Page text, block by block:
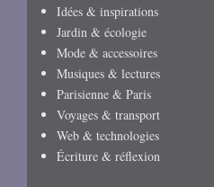
Idées & inspirations
Jardin & écologie
Mode & accessoires
Musiques & lectures
Parisienne & Paris
Voyages & transport
Web & technologies
Écriture & réflexion